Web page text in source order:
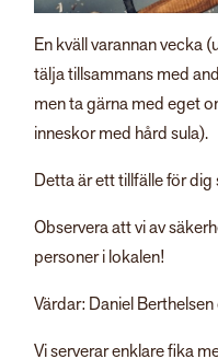
En kväll varannan vecka
tälja tillsammans med
men ta gärna med eget
inneskor med hård sula).
Detta är ett tillfälle för
Observera att vi av
personer i lokalen!
Värdar: Daniel
Vi serverar enklare fika